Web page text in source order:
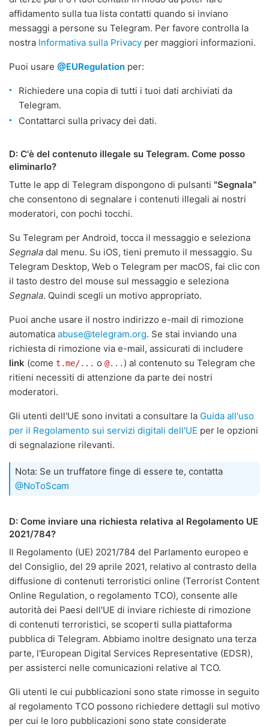
affidamento sulla tua lista contatti quando si inviano
messaggi a persone su Telegram. Per favore controlla la
nostra Informativa sulla Privacy per maggiori informazioni.
Puoi usare @EURegulation per:
Richiedere una copia di tutti i tuoi dati archiviati da
Telegram.
Contattarci sulla privacy dei dati.
D: C'è del contenuto illegale su Telegram. Come posso
eliminarlo?
Tutte le app di Telegram dispongono di pulsanti "Segnala”
che consentono di segnalare i contenuti illegali ai nostri
moderatori, con pochi tocchi.
Su Telegram per Android, tocca il messaggio e seleziona
Segnala dal menu. Su iOS, tieni premuto il messaggio. Su
Telegram Desktop, Web o Telegram per macOS, fai clic con
il tasto destro del mouse sul messaggio e seleziona
Segnala. Quindi scegli un motivo appropriato.
Puoi anche usare il nostro indirizzo e-mail di rimozione
automatica abuse@telegram.org. Se stai inviando una
richiesta di rimozione via e-mail, assicurati di includere
link (come t.me/... o @... ) al contenuto su Telegram che
ritieni necessiti di attenzione da parte dei nostri
moderatori.
Gli utenti dell'UE sono invitati a consultare la Guida all'uso
per il Regolamento sui servizi digitali dell'UE per le opzioni
di segnalazione rilevanti.
Nota: Se un truffatore finge di essere te, contatta
@NoToScam
D: Come inviare una richiesta relativa al Regolamento UE
2021/784?
Il Regolamento (UE) 2021/784 del Parlamento europeo e
del Consiglio, del 29 aprile 2021, relativo al contrasto della
diffusione di contenuti terroristici online (Terrorist Content
Online Regulation, o regolamento TCO), consente alle
autorità dei Paesi dell'UE di inviare richieste di rimozione
di contenuti terroristici, se scoperti sulla piattaforma
pubblica di Telegram. Abbiamo inoltre designato una terza
parte, l'European Digital Services Representative (EDSR),
per assisterci nelle comunicazioni relative al TCO.
Gli utenti le cui pubblicazioni sono state rimosse in seguito
al regolamento TCO possono richiedere dettagli sul motivo
per cui le loro pubblicazioni sono state considerate